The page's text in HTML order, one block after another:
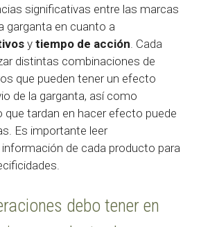
significativas entre las marcas
garganta en cuanto a
y tiempo de acción. Cada
distintas combinaciones de
que pueden tener un efecto
de la garganta, así como
que tardan en hacer efecto puede
Es importante leer
de cada producto para
debo tener en